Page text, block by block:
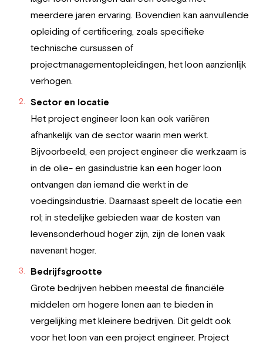
meerdere jaren ervaring. Bovendien kan aanvullende
opleiding of certificering, zoals specifieke
technische cursussen of
projectmanagementopleidingen, het loon aanzienlijk
verhogen.
Sector en locatie
Het project engineer loon kan ook variëren
afhankelijk van de sector waarin men werkt.
Bijvoorbeeld, een project engineer die werkzaam is
in de olie- en gasindustrie kan een hoger loon
ontvangen dan iemand die werkt in de
voedingsindustrie. Daarnaast speelt de locatie een
rol; in stedelijke gebieden waar de kosten van
levensonderhoud hoger zijn, zijn de lonen vaak
navenant hoger.
Bedrijfsgrootte
Grote bedrijven hebben meestal de financiële
middelen om hogere lonen aan te bieden in
vergelijking met kleinere bedrijven. Dit geldt ook
voor het loon van een project engineer. Project